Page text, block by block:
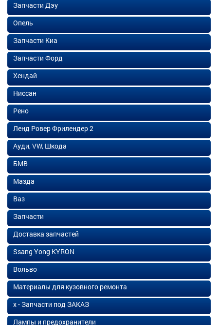
Запчасти Дэу
Опель
Запчасти Киа
Запчасти Форд
Хендай
Ниссан
Рено
Ленд Ровер Фрилендер 2
Ауди, VW, Шкода
БМВ
Мазда
Ваз
Запчасти
Доставка запчастей
Ssang Yong KYRON
Вольво
Материалы для кузовного ремонта
х - Запчасти под ЗАКАЗ
Лампы и предохранители